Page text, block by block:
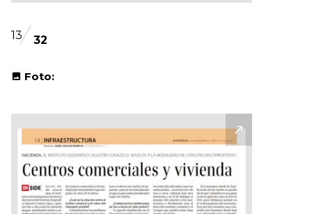
13 32
Foto: